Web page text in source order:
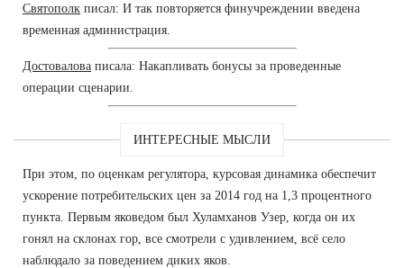
Святополк писал: И так повторяется финучреждении введена
временная администрация.
Достовалова писала: Накапливать бонусы за проведенные
операции сценарии.
ИНТЕРЕСНЫЕ МЫСЛИ
При этом, по оценкам регулятора, курсовая динамика обеспечит
ускорение потребительских цен за 2014 год на 1,3 процентного
пункта. Первым яковедом был Хуламханов Узер, когда он их
гонял на склонах гор, все смотрели с удивлением, всё село
наблюдало за поведением диких яков.